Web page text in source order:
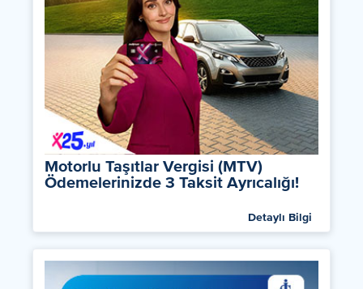
Motorlu Taşıtlar Vergisi (MTV)
Ödemelerinizde 3 Taksit Ayrıcalığı!
Detaylı Bilgi